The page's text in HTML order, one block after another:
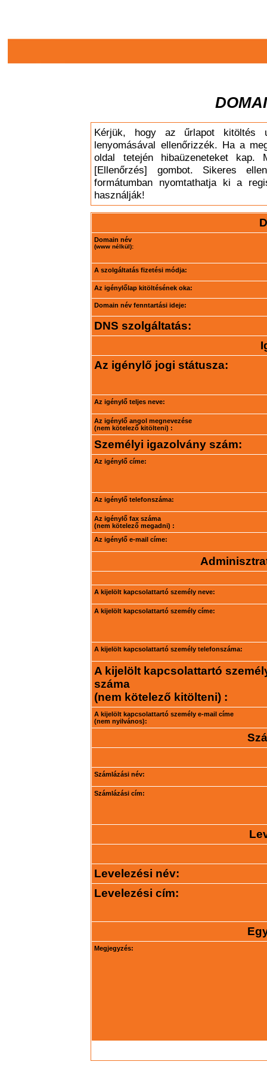
Kérjük, hogy az űrlapot kitöltés
lenyomásával ellenőrizzék. Ha a
oldal tetején hibaüzeneteket
[Ellenőrzés] gombot. Sikeres
formátumban nyomtathatja ki a
használják!
Domain név
(www nélkül):
A szolgáltatás fizetési módja:
Az igénylőlap kitöltésének oka:
Domain név fenntartási ideje:
DNS szolgáltatás:
Az igénylő jogi státusza:
Az igénylő teljes neve:
Az igénylő angol megnevezése
(nem kötelező kitölteni) :
Személyi igazolvány szám:
Az igénylő címe:
Az igénylő telefonszáma:
Az igénylő fax száma
(nem kötelező megadni) :
Az igénylő e-mail címe:
A kijelölt kapcsolattartó személy neve:
A kijelölt kapcsolattartó személy címe:
A kijelölt kapcsolattartó személy telefonszáma:
A kijelölt kapcsolattartó
száma
(nem kötelező kitölteni) :
A kijelölt kapcsolattartó személy e-mail címe
(nem nyilvános):
Számlázási név:
Számlázási cím:
Levelezési név:
Levelezési cím:
Megjegyzés: